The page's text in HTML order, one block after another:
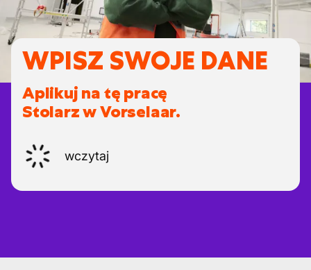
WPISZ SWOJE DANE
Aplikuj na tę pracę
Stolarz w Vorselaar.
wczytaj